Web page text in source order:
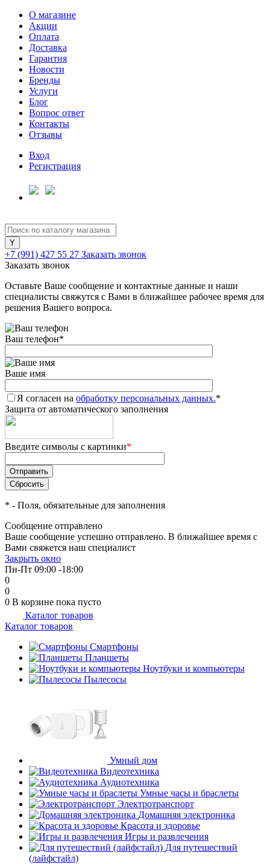
О магазине
Акции
Оплата
Доставка
Гарантия
Новости
Бренды
Услуги
Блог
Вопрос ответ
Контакты
Отзывы
Вход
Регистрация
+7 (991) 427 55 27 Заказать звонок
Заказать звонок
Оставьте Ваше сообщение и контактные данные и наши
специалисты свяжутся с Вами в ближайшее рабочее время для
решения Вашего вопроса.
Ваш телефон*
Ваше имя
Я согласен на обработку персональных данных.*
Защита от автоматического заполнения
Введите символы с картинки*
* - Поля, обязательные для заполнения
Сообщение отправлено
Ваше сообщение успешно отправлено. В ближайшее время с
Вами свяжется наш специалист
Закрыть окно
Пн-Пт 09:00 -18:00
0
0
0 В корзине пока пусто
Каталог товаров
Каталог товаров
Смартфоны
Планшеты
Ноутбуки и компьютеры
Пылесосы
Умный дом
Видеотехника
Аудиотехника
Умные часы и браслеты
Электротранспорт
Домашняя электроника
Красота и здоровье
Игры и развлечения
Для путешествий
(лайфстайл)
Для клиентов всех банков
Разбейте
оплатуна части
без переплат
График платежей
Сегодня
25%
Добавляйте товары
в корзину
Оплачивайте сегодня только
25% картой любого банка
Получайте товар
выбранный способом
Оставшиеся75% будут
списыватьсяс вашей карты
по
Подробнее
об оплате Плайтом
недели
plait.ru